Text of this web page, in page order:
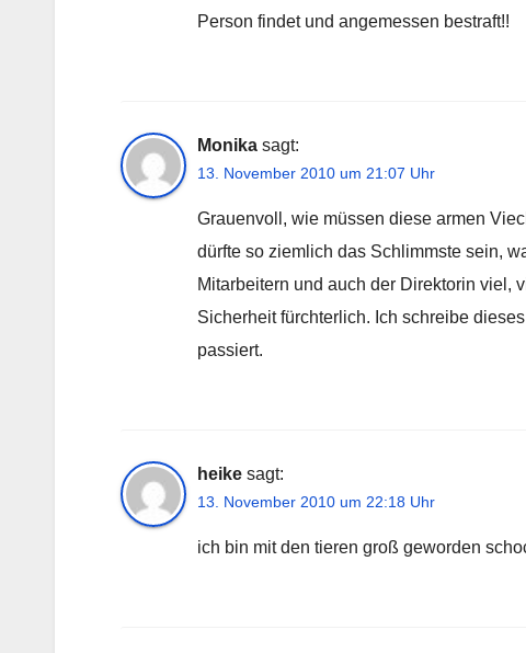
Person findet und angemessen bestraft!!
Monika sagt:
13. November 2010 um 21:07 Uhr
Grauenvoll, wie müssen diese armen
dürfte so ziemlich das Schlimmste sein,
Mitarbeitern und auch der Direktorin viel,
Sicherheit fürchterlich. Ich schreibe
passiert.
heike sagt:
13. November 2010 um 22:18 Uhr
ich bin mit den tieren groß geworden